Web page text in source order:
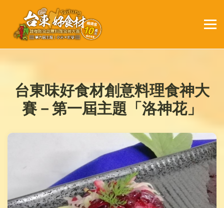
台東味好食材創意料理食神大
賽－第一屆主題「洛神花」